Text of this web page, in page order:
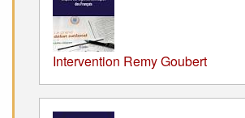
Intervention Remy Goubert